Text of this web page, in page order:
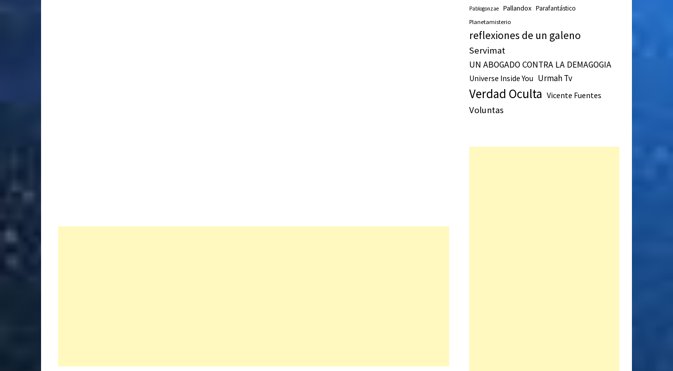
Pablogonzae Pallandox Parafantástico
Planetamisterio
reflexiones de un galeno
Servimat
UN ABOGADO CONTRA LA DEMAGOGIA
Universe Inside You Urmah Tv
Verdad Oculta Vicente Fuentes
Voluntas